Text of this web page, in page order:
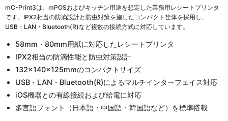
mC-Print3は、mPOSおよびキッチン用途を想定した業務用レシートプリンタ
です。IPX2相当の防滴設計と防虫対策を施したコンパクト筐体を採用し、
USB・LAN・Bluetooth(R)など複数の接続方式に対応しています。
58mm・80mm用紙に対応したレシートプリンタ
IPX2相当の防滴性能と防虫対策設計
132×140×125mmのコンパクトサイズ
USB・LAN・Bluetooth(R)によるマルチインターフェイス対応
iOS機器との有線接続および給電に対応
多言語フォント（日本語・中国語・韓国語など）を標準搭載